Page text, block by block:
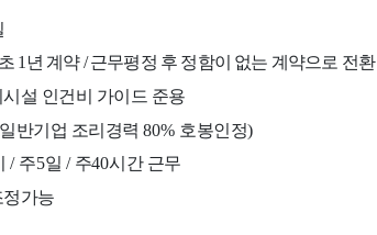
1 년 계약/근무평정 후 정함이 없는 계약으로 전환
설 인건비 가이드 준용
일반기업 조리경력 80% 호봉인정)
/ 주5일 / 주40시간 근무
가능